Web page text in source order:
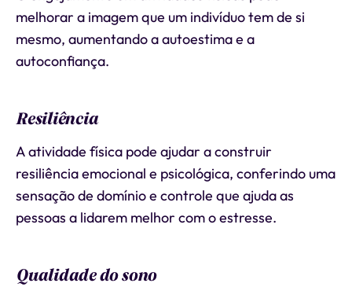
melhorar a imagem que um indivíduo tem de si
mesmo, aumentando a autoestima e a
autoconfiança.
Resiliência
A atividade física pode ajudar a construir
resiliência emocional e psicológica, conferindo uma
sensação de domínio e controle que ajuda as
pessoas a lidarem melhor com o estresse.
Qualidade do sono